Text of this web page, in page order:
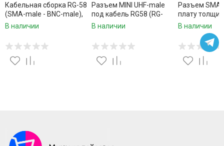
Кабельная сборка RG-58
(SMA-male - BNC-male),
0,5 метра
В наличии
Разъем MINI UHF-male
под кабель RG58 (RG-
58), 50 Ом, обжимной
В наличии
Разъем
плату
под пайку, 2
В наличии